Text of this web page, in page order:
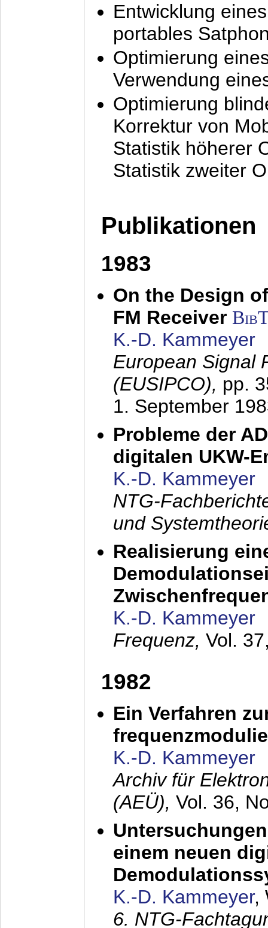
Entwicklung
portables
Optimierung
Verwendung
Optimierung
Korrektur von
Statistik höherer
Statistik zweiter
Publikationen
1983
On the Design
FM Receiver
K.-D. Kammeyer
European Signal
(EUSIPCO), pp.
1. September
Probleme der
digitalen UKW-
K.-D. Kammeyer
NTG-
und
Realisierung
K.-D. Kammeyer
Frequenz, Vol.
1982
Ein Verfahren
K.-D. Kammeyer
Archiv für
(AEÜ), Vol. 36,
einem neuen
K.-D. Kammeyer,
6. NTG-